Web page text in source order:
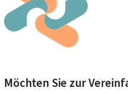
Möchten Sie zur